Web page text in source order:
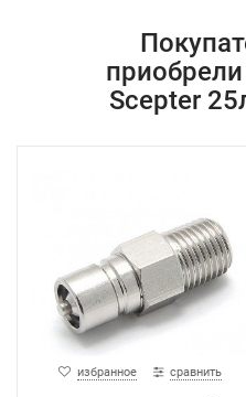
Scepter
избранное сравнить